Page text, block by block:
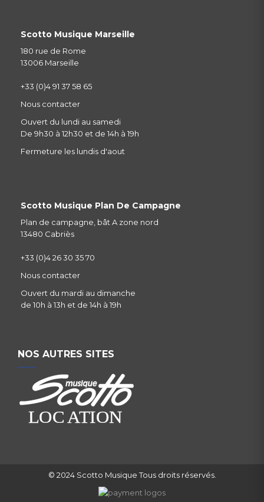
Scotto Musique Marseille
180 rue de Rome
13006 Marseille
+33 (0)4 91 37 58 65
Nous contacter
Ouvert du lundi au samedi
De 9h30 à 12h30 et de 14h à 19h
Fermeture les lundis d'aout
Scotto Musique Plan De Campagne
Plan de campagne, bât A zone nord
13480 Cabriès
+33 (0)4 26 30 35 70
Nous contacter
Ouvert du mardi au dimanche
de 10h à 13h et de 14h à 19h
NOS AUTRES SITES
© 2024 Scotto Musique Tous droits réservés.